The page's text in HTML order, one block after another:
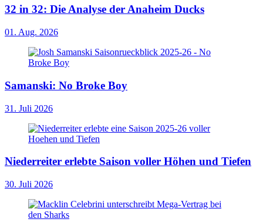
32 in 32: Die Analyse der Anaheim Ducks
01. Aug. 2026
Samanski: No Broke Boy
31. Juli 2026
Niederreiter erlebte Saison voller Höhen und Tiefen
30. Juli 2026